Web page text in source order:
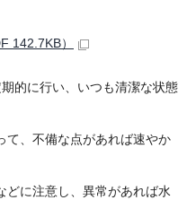
142.7KB）
的に行い、いつも清潔な状態
て、不備な点があれば速やか
どに注意し、異常があれば水